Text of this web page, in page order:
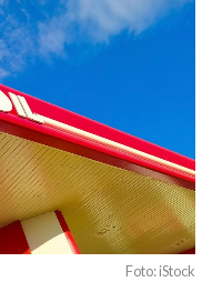
Foto: iStock